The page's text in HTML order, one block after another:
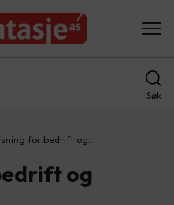
Søk
for bedrift og…
og